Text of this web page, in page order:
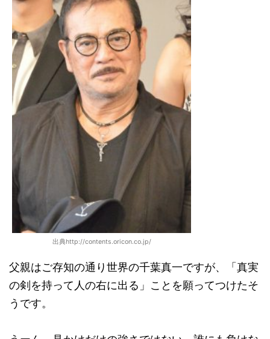
出典http://contents.oricon.co.jp/
父親はご存知の通り世界の千葉真一ですが、「真実
の剣を持って人の右に出る」ことを願ってつけたそ
うです。